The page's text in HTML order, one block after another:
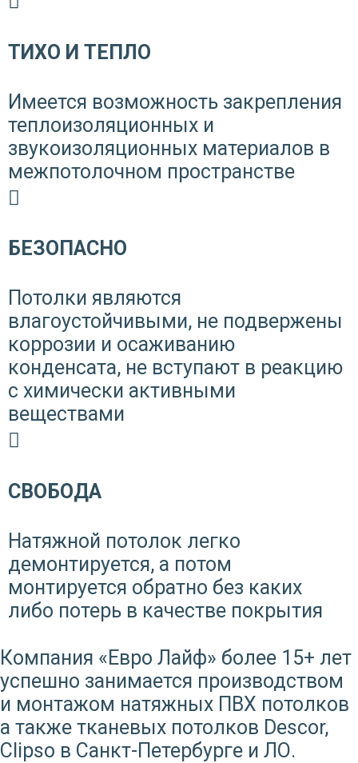
ТИХО И ТЕПЛО
Имеется возможность закрепления
теплоизоляционных и
звукоизоляционных материалов в
межпотолочном пространстве
БЕЗОПАСНО
Потолки являются
влагоустойчивыми, не подвержены
коррозии и осаживанию
конденсата, не вступают в реакцию
с химически активными
веществами
СВОБОДА
Натяжной потолок легко
демонтируется, а потом
монтируется обратно без каких
либо потерь в качестве покрытия
Компания «Евро Лайф» более 15+ лет
успешно занимается производством
и монтажом натяжных ПВХ потолков
а также тканевых потолков Descor,
Clipso в Санкт-Петербурге и ЛО.